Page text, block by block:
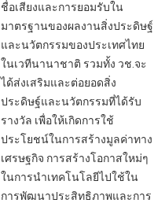
ชื่อเสียงและการยอมรับใน
มาตรฐานของผลงานสิ่งประดิษฐ์
และนวัตกรรมของประเทศไทย
ในเวทีนานาชาติ รวมทั้ง วช.จะ
ได้ส่งเสริมและต่อยอดสิ่ง
ประดิษฐ์และนวัตกรรมที่ได้รับ
รางวัล เพื่อให้เกิดการใช้
ประโยชน์ในการสร้างมูลค่าทาง
เศรษฐกิจ การสร้างโอกาสใหม่ๆ
ในการนำเทคโนโลยีไปใช้ใน
การพัฒนาประสิทธิภาพและการ